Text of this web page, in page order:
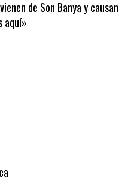
Son Gallard: «Esto es un
de Son Banya y causan